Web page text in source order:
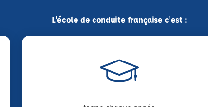
L'école de conduite française c'est :